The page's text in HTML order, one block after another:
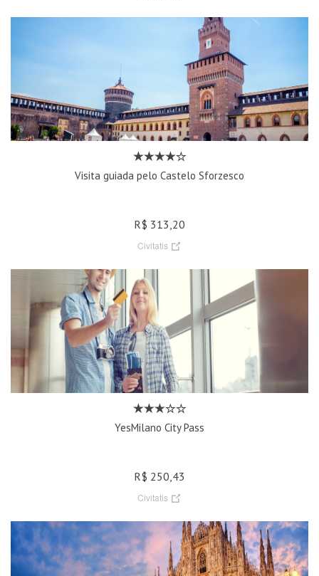
Visita guiada pelo Castelo Sforzesco
R$ 313,20
Civitatis
YesMilano City Pass
R$ 250,43
Civitatis